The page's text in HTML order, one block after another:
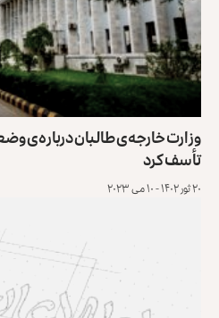
وزارت خارجه‌ی طالبان درباره‌ی
تأسف کرد
۲۰ ثور ۱۴۰۲ - ۱۰ می ۲۰۲۳